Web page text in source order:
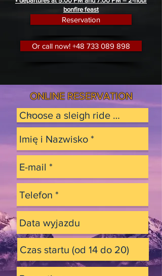
bonfire feast
Reservation
Or call now! +48 733 089 898
ONLINE RESERVATION